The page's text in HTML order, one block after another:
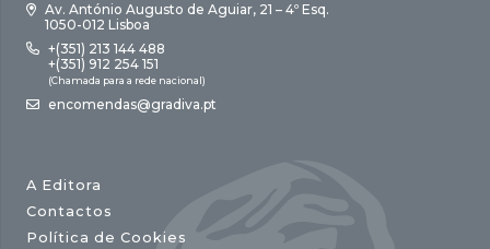
Av. António Augusto de Aguiar, 21 – 4º Esq.
1050-012 Lisboa
+(351) 213 144 488
+(351) 912 254 151
(Chamada para a rede nacional)
encomendas@gradiva.pt
A Editora
Contactos
Política de Cookies